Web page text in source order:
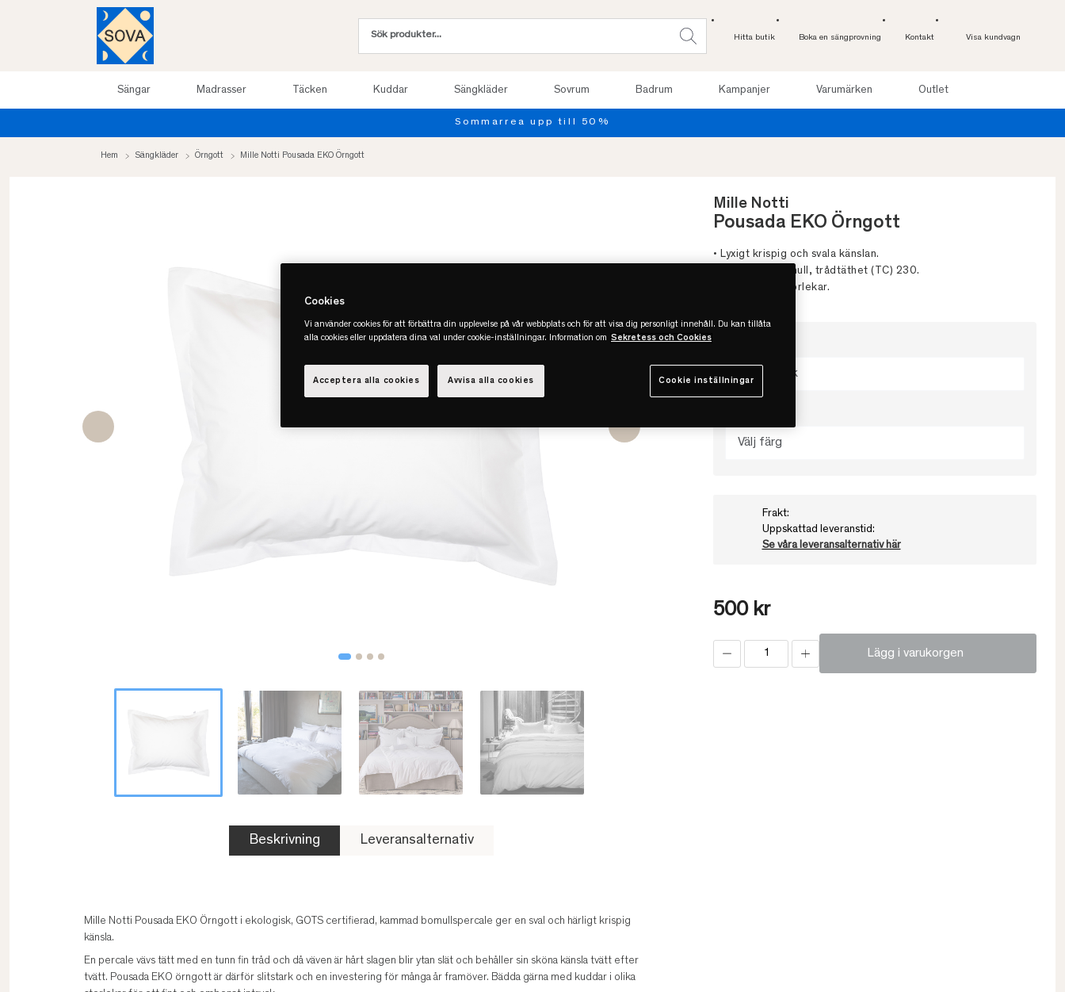
Hitta butik Boka en sängprovning Kontakt Visa kundvagn
Sängar Madrasser Täcken Kuddar Sängkläder Sovrum Badrum Kampanjer Varumärken Outlet
Hem Sängkläder Örngott Mille Notti Pousada EKO Örngott
Mille Notti
Pousada EKO Örngott
• Lyxigt krispig och svala känslan.
• 100% eko bomull, trådtäthet (TC) 230.
• Finns i flera storlekar.
Välj storlek
Välj färg
Frakt:
Uppskattad leveranstid:
Se våra leveransalternativ här
500 kr
Lägg i varukorgen
Beskrivning Leveransalternativ
Mille Notti Pousada EKO Örngott i ekologisk, GOTS certifierad, kammad bomullspercale ger en sval och härligt krispig
känsla.
En percale vävs tätt med en tunn fin tråd och då väven är hårt slagen blir ytan slät och behåller sin sköna känsla tvätt efter
tvätt. Pousada EKO örngott är därför slitstark och en investering för många år framöver. Bädda gärna med kuddar i olika
Cookies
Vi använder cookies för att förbättra din upplevelse på vår webbplats och för att visa dig personligt innehåll. Du kan tillåta
alla cookies eller uppdatera dina val under cookie-inställningar. Information om Sekretess och Cookies
Cookie inställningar
Avvisa alla cookies
Acceptera alla cookies